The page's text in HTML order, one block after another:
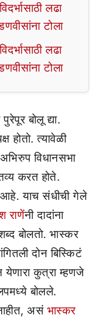
लढा
टोला
लढा
टोला
बोलू द्या.
होतो. त्यावेळी
विधानसभा
करत होते.
याच संधीची गेले
राणेंनी दादांना
बोलतो. भास्कर
दोन बिस्किटं
येणारा कुत्रा म्हणजे
बोलले.
असं भास्कर